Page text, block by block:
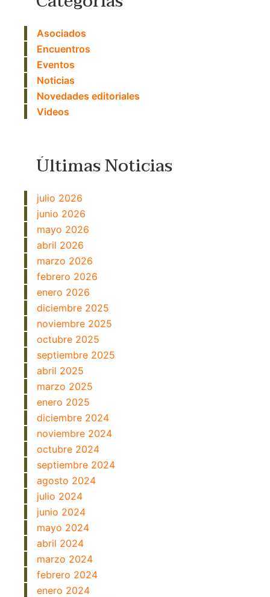
Asociados
Encuentros
Eventos
Noticias
Novedades editoriales
Videos
Últimas Noticias
julio 2026
junio 2026
mayo 2026
abril 2026
marzo 2026
febrero 2026
enero 2026
diciembre 2025
noviembre 2025
octubre 2025
septiembre 2025
abril 2025
marzo 2025
enero 2025
diciembre 2024
noviembre 2024
octubre 2024
septiembre 2024
agosto 2024
julio 2024
junio 2024
mayo 2024
abril 2024
marzo 2024
febrero 2024
enero 2024